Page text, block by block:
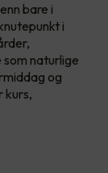
bare i
i
naturlige
og
kurs,